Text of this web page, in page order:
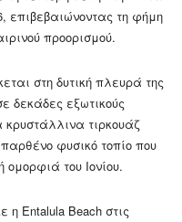
επιβεβαιώνοντας τη φήμη
προορισμού.
στη δυτική πλευρά της
εξωτικούς
τιρκουάζ
φυσικό τοπίο που
ομορφιά του Ιονίου.
η Entalula Beach στις